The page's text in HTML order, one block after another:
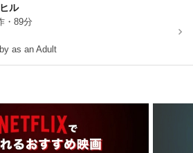
ル
・89分
as an Adult